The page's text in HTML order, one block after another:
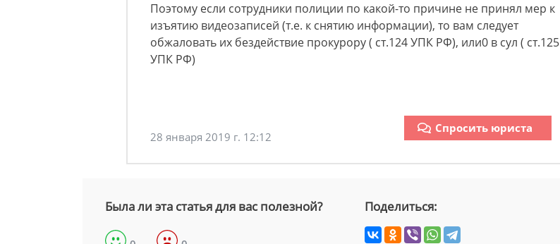
Поэтому если сотрудники полиции по какой-то причине не принял мер к
изъятию видеозаписей (т.е. к снятию информации), то вам следует
обжаловать их бездействие прокурору ( ст.124 УПК РФ), или0 в сул ( ст.125
УПК РФ)
28 января 2019 г. 12:12
Спросить юриста
Была ли эта статья для вас полезной? Поделиться: